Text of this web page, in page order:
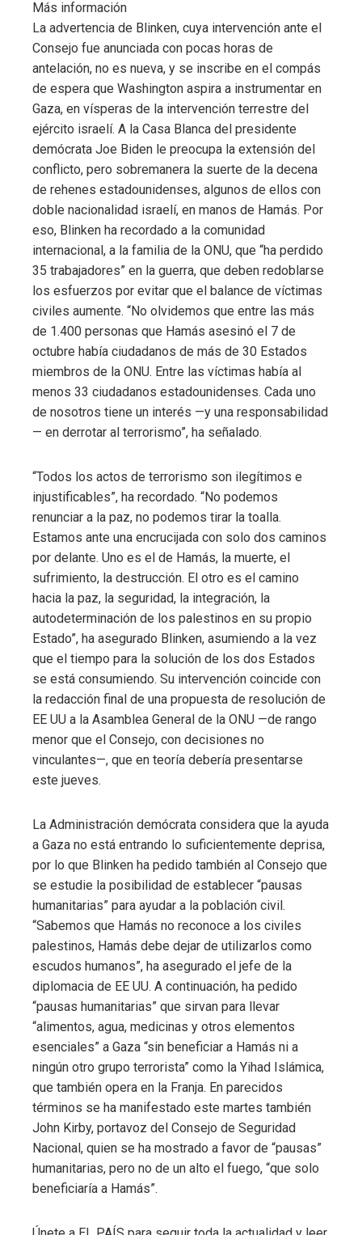
Más información
La advertencia de Blinken, cuya intervención ante el
Consejo fue anunciada con pocas horas de
antelación, no es nueva, y se inscribe en el compás
de espera que Washington aspira a instrumentar en
Gaza, en vísperas de la intervención terrestre del
ejército israelí. A la Casa Blanca del presidente
demócrata Joe Biden le preocupa la extensión del
conflicto, pero sobremanera la suerte de la decena
de rehenes estadounidenses, algunos de ellos con
doble nacionalidad israelí, en manos de Hamás. Por
eso, Blinken ha recordado a la comunidad
internacional, a la familia de la ONU, que “ha perdido
35 trabajadores” en la guerra, que deben redoblarse
los esfuerzos por evitar que el balance de víctimas
civiles aumente. “No olvidemos que entre las más
de 1.400 personas que Hamás asesinó el 7 de
octubre había ciudadanos de más de 30 Estados
miembros de la ONU. Entre las víctimas había al
menos 33 ciudadanos estadounidenses. Cada uno
de nosotros tiene un interés —y una responsabilidad
— en derrotar al terrorismo”, ha señalado.
“Todos los actos de terrorismo son ilegítimos e
injustificables”, ha recordado. “No podemos
renunciar a la paz, no podemos tirar la toalla.
Estamos ante una encrucijada con solo dos caminos
por delante. Uno es el de Hamás, la muerte, el
sufrimiento, la destrucción. El otro es el camino
hacia la paz, la seguridad, la integración, la
autodeterminación de los palestinos en su propio
Estado”, ha asegurado Blinken, asumiendo a la vez
que el tiempo para la solución de los dos Estados
se está consumiendo. Su intervención coincide con
la redacción final de una propuesta de resolución de
EE UU a la Asamblea General de la ONU —de rango
menor que el Consejo, con decisiones no
vinculantes—, que en teoría debería presentarse
este jueves.
La Administración demócrata considera que la ayuda
a Gaza no está entrando lo suficientemente deprisa,
por lo que Blinken ha pedido también al Consejo que
se estudie la posibilidad de establecer “pausas
humanitarias” para ayudar a la población civil.
“Sabemos que Hamás no reconoce a los civiles
palestinos, Hamás debe dejar de utilizarlos como
escudos humanos”, ha asegurado el jefe de la
diplomacia de EE UU. A continuación, ha pedido
“pausas humanitarias” que sirvan para llevar
“alimentos, agua, medicinas y otros elementos
esenciales” a Gaza “sin beneficiar a Hamás ni a
ningún otro grupo terrorista” como la Yihad Islámica,
que también opera en la Franja. En parecidos
términos se ha manifestado este martes también
John Kirby, portavoz del Consejo de Seguridad
Nacional, quien se ha mostrado a favor de “pausas”
humanitarias, pero no de un alto el fuego, “que solo
beneficiaría a Hamás”.